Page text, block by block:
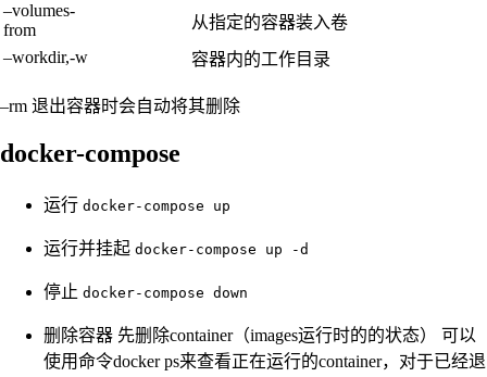
–volumes-
from
从指定的容器装入卷
–workdir,-w
容器内的工作目录
–rm 退出容器时会自动将其删除
docker-compose
运行 docker-compose up
运行并挂起 docker-compose up -d
停止 docker-compose down
删除容器 先删除container（images运行时的的状态） 可以
使用命令docker ps来查看正在运行的container，对于已经退